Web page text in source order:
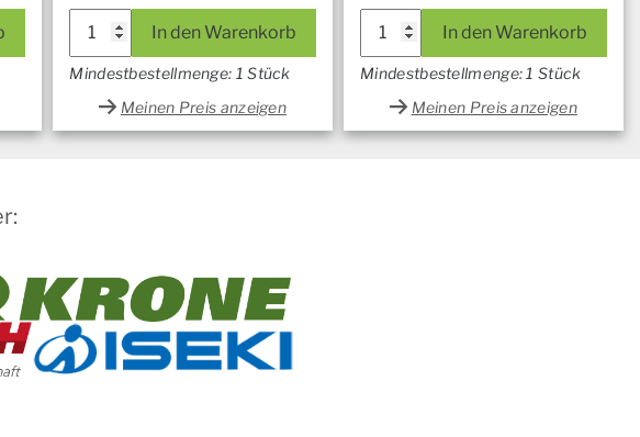
In den Warenkorb
Mindestbestellmenge: 1 Stück
Meinen Preis anzeigen
In den Warenkorb
Mindestbestellmenge: 1 Stück
Meinen Preis anzeigen